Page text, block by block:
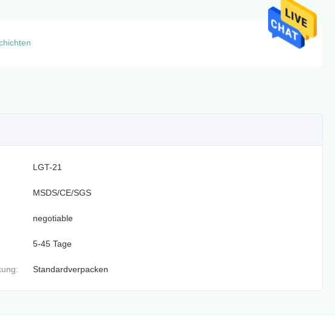
LGT-21
MSDS/CE/SGS
negotiable
5-45 Tage
Standardverpacken